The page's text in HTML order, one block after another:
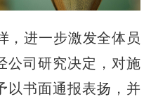
进一步激发全体员
公司研究决定，对施
以书面通报表扬，并